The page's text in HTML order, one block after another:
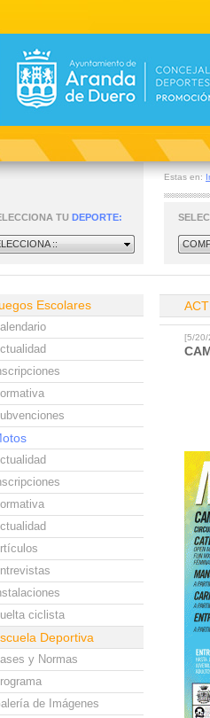
Estas en:
TU DEPORTE:
::
Escolares
ciclista
Deportiva
y Normas
de Imágenes
[5/20/